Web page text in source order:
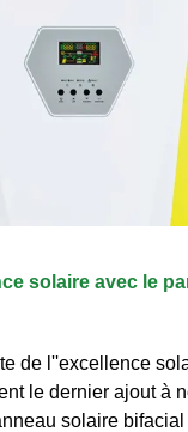
solaire avec le
de l''excellence
le dernier ajout à
solaire